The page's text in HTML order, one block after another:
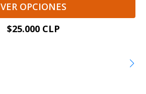
VER OPCIONES
$25.000 CLP